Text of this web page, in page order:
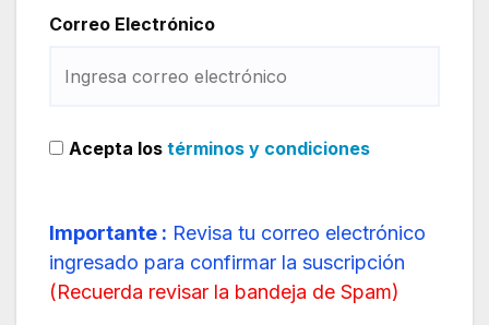
Correo Electrónico
Acepta los términos y condiciones
Importante : Revisa tu correo electrónico
ingresado para confirmar la suscripción
(Recuerda revisar la bandeja de Spam)